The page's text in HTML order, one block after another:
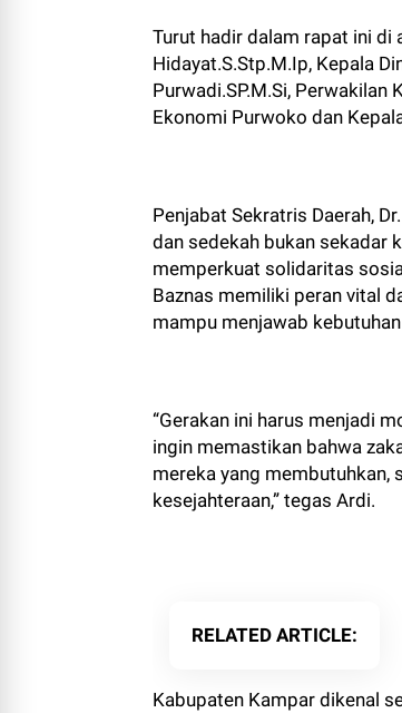
Turut hadir dalam rapat ini di
Hidayat.S.Stp.M.Ip, Kepala
Purwadi.SP.M.Si, Perwakilan
Ekonomi Purwoko dan
Penjabat Sekratris Daerah,
dan sedekah bukan sekadar
memperkuat solidaritas
Baznas memiliki peran vital
mampu menjawab
“Gerakan ini harus menjadi
ingin memastikan bahwa
mereka yang membutuhkan,
kesejahteraan,” tegas Ardi.
RELATED ARTICLE
Kabupaten Kampar dikenal